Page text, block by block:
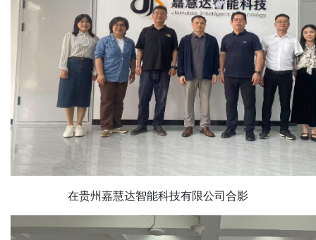
在贵州嘉慧达智能科技有限公司合影